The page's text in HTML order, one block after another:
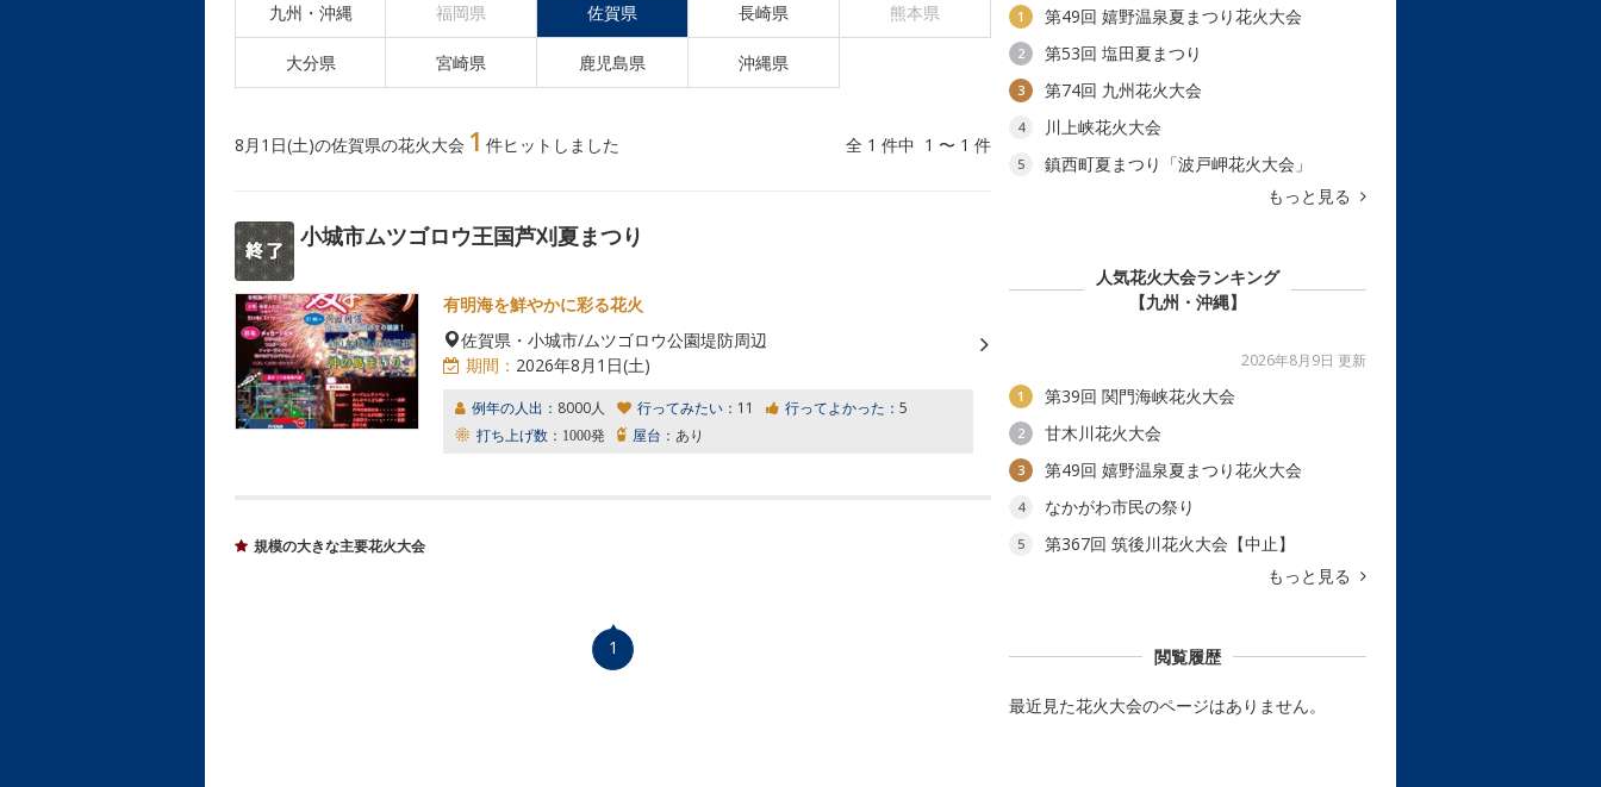
九州・沖縄 福岡県 佐賀県 長崎県 熊本県
大分県 宮崎県 鹿児島県 沖縄県
8月1日(土)の佐賀県の花火大会 1 件ヒットしました 全 1 件中 1 〜 1 件
小城市ムツゴロウ王国芦刈夏まつり
有明海を鮮やかに彩る花火
佐賀県・小城市/ムツゴロウ公園堤防周辺
期間： 2026年8月1日(土)
例年の人出： 8000人 行ってみたい： 11 行ってよかった： 5
打ち上げ数： 1000発 屋台： あり
規模の大きな主要花火大会
1
1 第49回 嬉野温泉夏まつり花火大会
2 第53回 塩田夏まつり
3 第74回 九州花火大会
4 川上峡花火大会
5
鎮西町夏まつり「波戸岬花火大会」
もっと見る
人気花火大会ランキング
【九州・沖縄】
2026年8月9日 更新
1 第39回 関門海峡花火大会
2 甘木川花火大会
3 第49回 嬉野温泉夏まつり花火大会
4 なかがわ市民の祭り
5
第367回 筑後川花火大会【中止】
もっと見る
閲覧履歴
最近見た花火大会のページはありません。